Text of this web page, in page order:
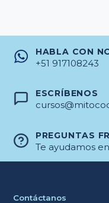
HABLA CON
+51 917108243
ESCRÍBENOS
PREGUNTAS
Te ayudamos
Contáctanos